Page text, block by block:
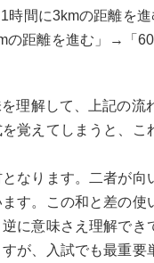
間に3kmの距離を
距離を進む」→「
理解して、上記の
覚えてしまうと、
なります。二者が
す。この和と差の
に意味さえ理解で
、入試でも最重